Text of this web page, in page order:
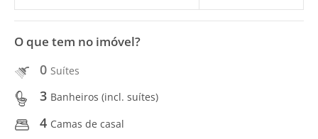
O que tem no imóvel?
0 Suítes
3 Banheiros (incl. suítes)
4 Camas de casal